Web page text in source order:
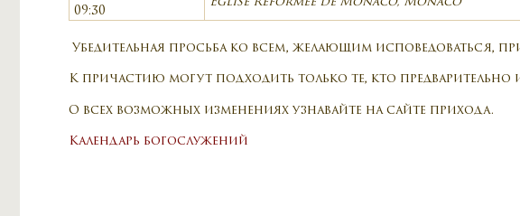
09:30
Убедительная просьба ко всем, желающим исповедоваться,
К причастию могут подходить только те, кто предварительно
О всех возможных изменениях узнавайте на сайте прихода.
Календарь богослужений